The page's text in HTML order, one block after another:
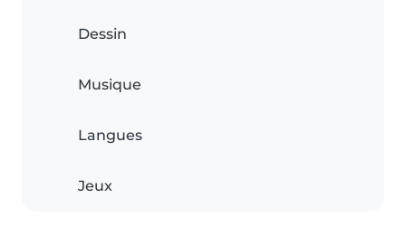
Dessin
Musique
Langues
Jeux